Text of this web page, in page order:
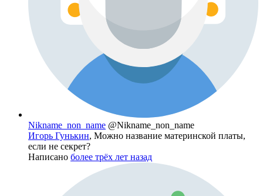
Nikname_non_name @Nikname_non_name
Игорь Гунькин, Можно название материнской платы,
если не секрет?
Написано более трёх лет назад